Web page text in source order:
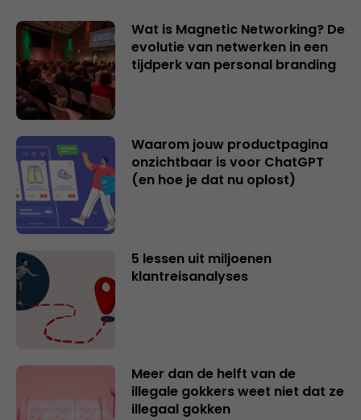
Wat is Magnetic Networking? De
evolutie van netwerken in een
tijdperk van personal branding
Waarom jouw productpagina
onzichtbaar is voor ChatGPT
(en hoe je dat nu oplost)
5 lessen uit miljoenen
klantreisanalyses
Meer dan de helft van de
illegale gokkers weet niet dat ze
illegaal gokken